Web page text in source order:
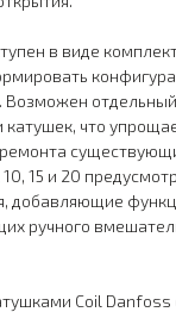
в виде
Возможен
что
15 и 20
добавляющие
ручного
Coil Danfoss